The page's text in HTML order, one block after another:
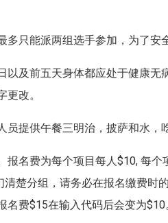
多只能派两组选手参加，为了安
以及前五天身体都应处于健康
改。
员提供午餐三明治，披萨和水，
报名费为每个项目每人$10,每个
清楚分组，请务必在报名缴费时
名费$15在输入代码后会变为